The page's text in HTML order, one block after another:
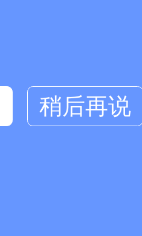
稍后再说